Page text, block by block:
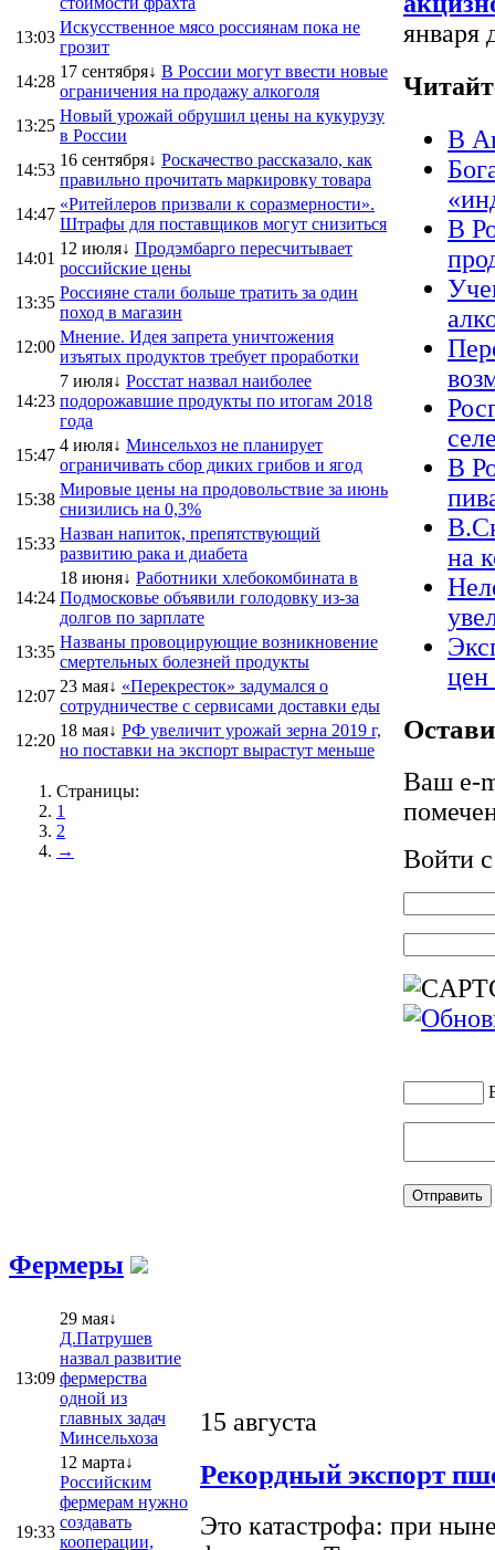
13:03
Искусственное мясо россиянам пока не
грозит
14:28
17 сентября↓ В России могут ввести новые
ограничения на продажу алкоголя
13:25
Новый урожай обрушил цены на кукурузу
в России
14:53
16 сентября↓ Роскачество рассказало, как
правильно прочитать маркировку товара
14:47
«Ритейлеров призвали к соразмерности».
Штрафы для поставщиков могут снизиться
14:01
12 июля↓ Продэмбарго пересчитывает
российские цены
13:35
Россияне стали больше тратить за один
поход в магазин
12:00
Мнение. Идея запрета уничтожения
изъятых продуктов требует проработки
14:23
7 июля↓ Росстат назвал наиболее
подорожавшие продукты по итогам 2018
года
15:47
4 июля↓ Минсельхоз не планирует
ограничивать сбор диких грибов и ягод
15:38
Мировые цены на продовольствие за июнь
снизились на 0,3%
15:33
Назван напиток, препятствующий
развитию рака и диабета
14:24
18 июня↓ Работники хлебокомбината в
Подмосковье объявили голодовку из-за
долгов по зарплате
13:35
Названы провоцирующие возникновение
смертельных болезней продукты
12:07
23 мая↓ «Перекресток» задумался о
сотрудничестве с сервисами доставки еды
12:20
18 мая↓ РФ увеличит урожай зерна 2019 г,
но поставки на экспорт вырастут меньше
Страницы:
1
2
→
января
В
В
В
на
цен
Ваш e-
Войти
Фермеры
13:09
29 мая↓
Д.Патрушев
назвал развитие
фермерства
одной из
главных задач
Минсельхоза
19:33
12 марта↓
Российским
фермерам нужно
создавать
кооперации,
15 августа
Рекордный экспорт
Это катастрофа: при